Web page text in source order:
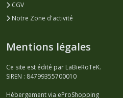
CGV
Notre Zone d'activité
Mentions légales
Ce site est édité par LaBieRoTeK.
SIREN : 84799355700010
Hébergement via eProShopping